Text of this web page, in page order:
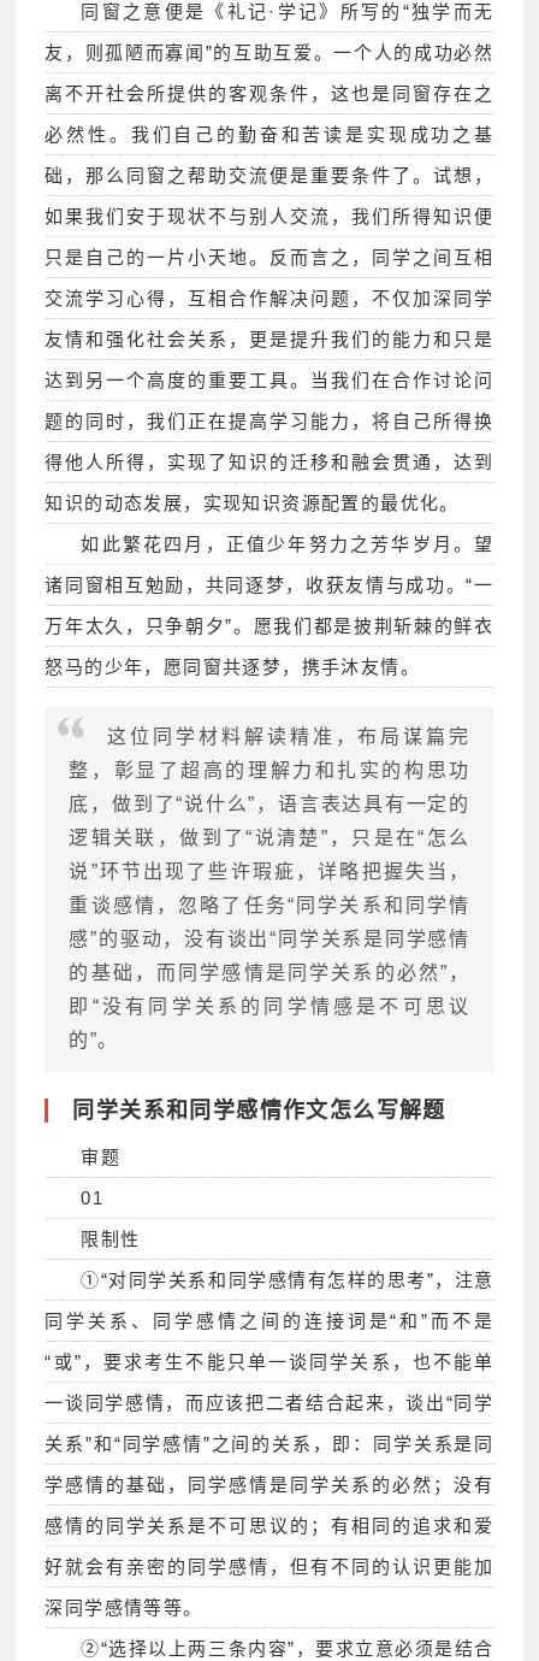
同窗之意便是《礼记·学记》所写的“独学而无
友，则孤陋而寡闻”的互助互爱。一个人的成功必然
离不开社会所提供的客观条件，这也是同窗存在之
必然性。我们自己的勤奋和苦读是实现成功之基
础，那么同窗之帮助交流便是重要条件了。试想，
如果我们安于现状不与别人交流，我们所得知识便
只是自己的一片小天地。反而言之，同学之间互相
交流学习心得，互相合作解决问题，不仅加深同学
友情和强化社会关系，更是提升我们的能力和只是
达到另一个高度的重要工具。当我们在合作讨论问
题的同时，我们正在提高学习能力，将自己所得换
得他人所得，实现了知识的迁移和融会贯通，达到
知识的动态发展，实现知识资源配置的最优化。
如此繁花四月，正值少年努力之芳华岁月。望
诸同窗相互勉励，共同逐梦，收获友情与成功。“一
万年太久，只争朝夕”。愿我们都是披荆斩棘的鲜衣
怒马的少年，愿同窗共逐梦，携手沐友情。
这位同学材料解读精准，布局谋篇完
整，彰显了超高的理解力和扎实的构思功
底，做到了“说什么”，语言表达具有一定的
逻辑关联，做到了“说清楚”，只是在“怎么
说”环节出现了些许瑕疵，详略把握失当，
重谈感情，忽略了任务“同学关系和同学情
感”的驱动，没有谈出“同学关系是同学感情
的基础，而同学感情是同学关系的必然”，
即“没有同学关系的同学情感是不可思议
的”。
同学关系和同学感情作文怎么写解题
审题
01
限制性
①“对同学关系和同学感情有怎样的思考”，注意
同学关系、同学感情之间的连接词是“和”而不是
“或”，要求考生不能只单一谈同学关系，也不能单
一谈同学感情，而应该把二者结合起来，谈出“同学
关系”和“同学感情”之间的关系，即：同学关系是同
学感情的基础，同学感情是同学关系的必然；没有
感情的同学关系是不可思议的；有相同的追求和爱
好就会有亲密的同学感情，但有不同的认识更能加
深同学感情等等。
②“选择以上两三条内容”，要求立意必须是结合